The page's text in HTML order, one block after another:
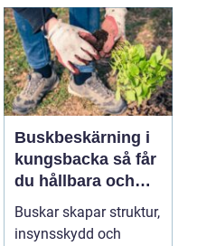
Buskbeskärning i
kungsbacka så får
du hållbara och
vackra buskar året
runt
Buskar skapar struktur,
insynsskydd och